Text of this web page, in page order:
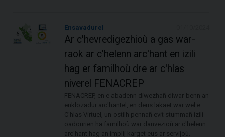
Ensavadurel
Ar c'hevredigezhioù a gas war-
raok ar c'helenn arc'hant en izili
hag er familhoù dre ar c'hlas
niverel FENACREP
FENACREP, en e abadenn diwezhañ diwar-benn an
enklozadur arc'hantel, en deus lakaet war wel e
C'hlas Virtuel, un ostilh pennañ evit stummañ izili
oadourien ha familhoù war danvezioù ar c'helenn
arc'hant hag an implij karget eus ar servijoù.